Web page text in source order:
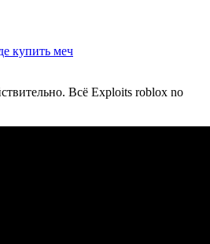
купить меч
Всё Exploits roblox no